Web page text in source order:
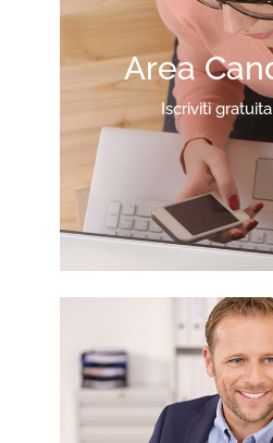
Area
Iscriviti